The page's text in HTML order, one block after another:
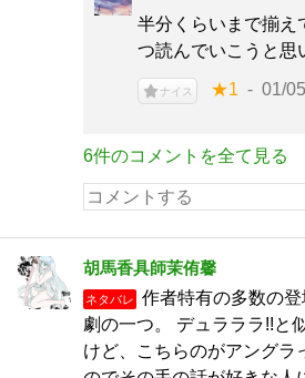
半分くらいまで揃え
ナイス ★1 01/
6件のコメントを全て見る
胡馬香具師茉侑馨
ネタバレ
作者特有の多数の
劇の一つ。 デュラララ!!と
けど、こちらのがアングラ